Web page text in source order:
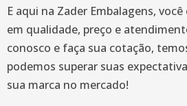
E aqui na Zader Embalagens,
em qualidade, preço e
conosco e faça sua cotação,
podemos superar suas
sua marca no mercado!